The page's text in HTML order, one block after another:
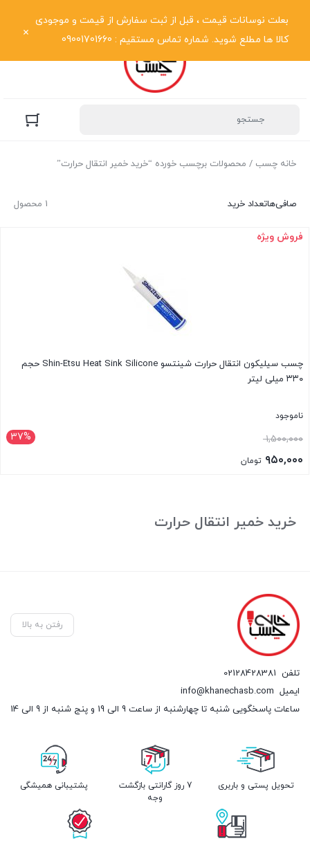
بعلت نوسانات قیمت ، قبل از ثبت سفارش از قیمت و موجودی
کالا ها مطلع شوید. شماره تماس مستقیم : 09001701660
خانه چسب / محصولات برچسب خورده “خرید خمیر انتقال حرارت”
1 محصول صافی‌هاتعداد خرید
فروش ویژه
چسب سیلیکون انتقال حرارت شینتسو Shin-Etsu Heat Sink Silicone حجم
۳۳۰ میلی لیتر
ناموجود
37% ۱,۵۰۰,۰۰۰قیمت
اصلی: ۹۵۰,۰۰۰ تومان
۹۵۰,۰۰۰ تومان.
خرید خمیر انتقال حرارت
رفتن به بالا
تلفن 02128428381
ایمیل info@khanechasb.com
ساعات پاسخگویی شنبه تا چهارشنبه از ساعت 9 الی 19 و پنج شنبه از 9 الی 14
تحویل پستی و باربری
7 روز گارانتی بازگشت
وجه
پشتیبانی همیشگی